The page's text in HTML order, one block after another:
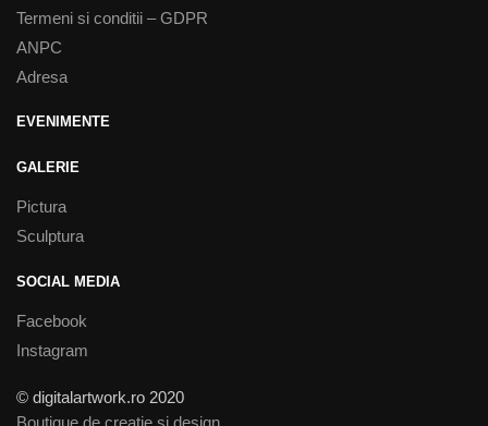
Termeni si conditii – GDPR
ANPC
Adresa
EVENIMENTE
GALERIE
Pictura
Sculptura
SOCIAL MEDIA
Facebook
Instagram
© digitalartwork.ro 2020
Boutique de creatie si design